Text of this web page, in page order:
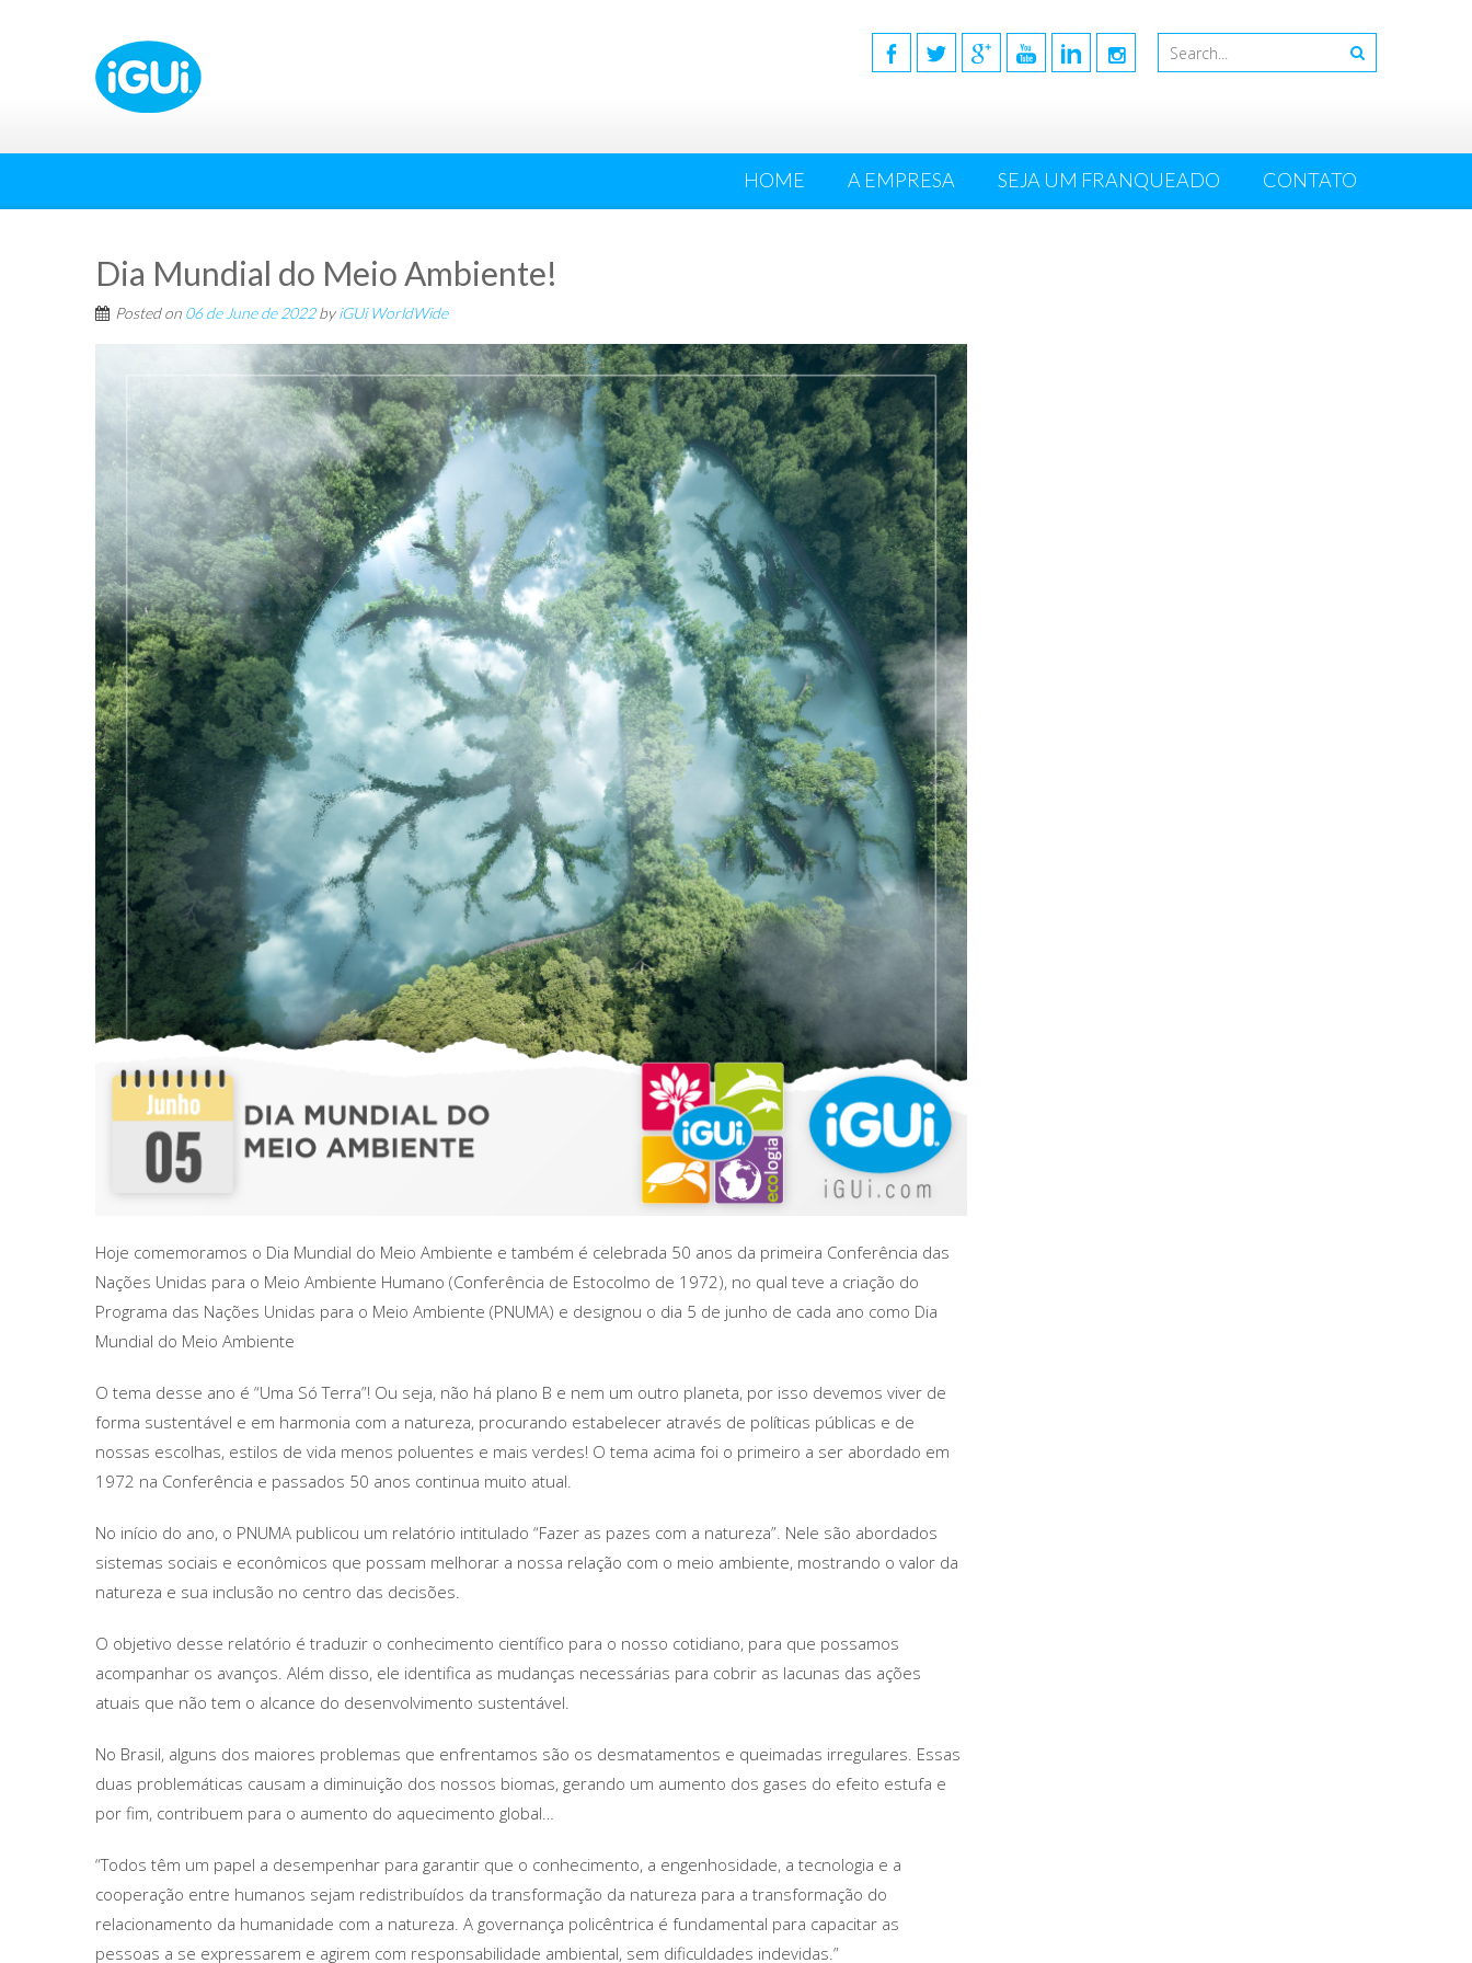
HOME A EMPRESA SEJA UM FRANQUEADO CONTATO
Dia Mundial do Meio Ambiente!
Posted on 06 de June de 2022byiGUi WorldWide
Hoje comemoramos o Dia Mundial do Meio Ambiente e também é celebrada 50 anos da primeira Conferência das
Nações Unidas para o Meio Ambiente Humano (Conferência de Estocolmo de 1972), no qual teve a criação do
Programa das Nações Unidas para o Meio Ambiente (PNUMA) e designou o dia 5 de junho de cada ano como Dia
Mundial do Meio Ambiente
O tema desse ano é “Uma Só Terra”! Ou seja, não há plano B e nem um outro planeta, por isso devemos viver de
forma sustentável e em harmonia com a natureza, procurando estabelecer através de políticas públicas e de
nossas escolhas, estilos de vida menos poluentes e mais verdes! O tema acima foi o primeiro a ser abordado em
1972 na Conferência e passados 50 anos continua muito atual.
No início do ano, o PNUMA publicou um relatório intitulado “Fazer as pazes com a natureza”. Nele são abordados
sistemas sociais e econômicos que possam melhorar a nossa relação com o meio ambiente, mostrando o valor da
natureza e sua inclusão no centro das decisões.
O objetivo desse relatório é traduzir o conhecimento científico para o nosso cotidiano, para que possamos
acompanhar os avanços. Além disso, ele identifica as mudanças necessárias para cobrir as lacunas das ações
atuais que não tem o alcance do desenvolvimento sustentável.
No Brasil, alguns dos maiores problemas que enfrentamos são os desmatamentos e queimadas irregulares. Essas
duas problemáticas causam a diminuição dos nossos biomas, gerando um aumento dos gases do efeito estufa e
por fim, contribuem para o aumento do aquecimento global…
“Todos têm um papel a desempenhar para garantir que o conhecimento, a engenhosidade, a tecnologia e a
cooperação entre humanos sejam redistribuídos da transformação da natureza para a transformação do
relacionamento da humanidade com a natureza. A governança policêntrica é fundamental para capacitar as
pessoas a se expressarem e agirem com responsabilidade ambiental, sem dificuldades indevidas.”